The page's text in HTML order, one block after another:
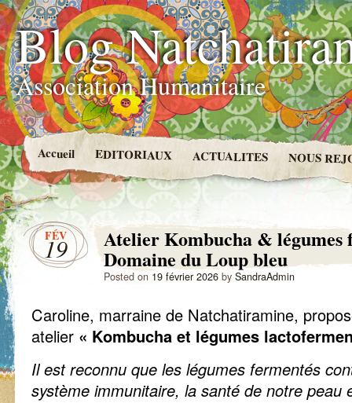
Blog
Association Humanitaire
Accueil EDITORIAUX ACTUALITES NOUS
FÉV
19 Atelier Kombucha & légumes
Domaine du Loup bleu
Posted on 19 février 2026 by SandraAdmin
Caroline, marraine de Natchatiramine,
atelier « Kombucha et légumes
Il est reconnu que les légumes fermentés
système immunitaire, la santé de notre peau